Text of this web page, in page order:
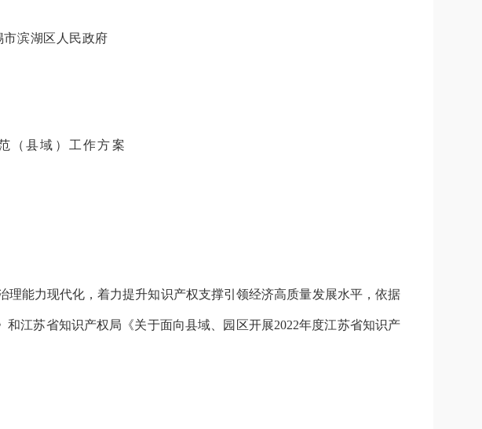
政府
（县域 ） 工作方案
能力现代化，着力提升知识产权支撑引领经济高质量发展水平，依据
和江苏省知识产权局《关于面向县域、园区开展2022年度江苏省知识产